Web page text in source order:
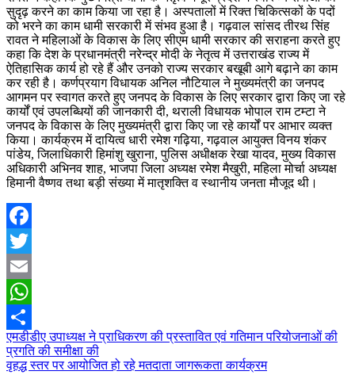
सुदृढ़ करने का काम किया जा रहा है। अस्पतालों में रिक्त चिकित्सकों के पदों
को भरने का काम धामी सरकारी में संभव हुआ है। गढ़वाल सांसद तीरथ सिंह
रावत ने महिलाओं के विकास के लिए सीएम धामी सरकार की सराहना करते हुए
कहा कि देश के प्रधानमंत्री नरेन्द्र मोदी के नेतृत्व में उत्तराखंड राज्य में
ऐतिहासिक कार्य हो रहे हैं और उनको राज्य सरकार बखूबी आगे बढ़ाने का काम
कर रही है। कर्णप्रयाग विधायक अनिल नौटियाल ने मुख्यमंत्री का जनपद
आगमन पर स्वागत करते हुए जनपद के विकास के लिए सरकार द्वारा किए जा रहे
कार्यों एवं उपलब्धियों की जानकारी दी, थराली विधायक भोपाल राम टम्टा ने
जनपद के विकास के लिए मुख्यमंत्री द्वारा किए जा रहे कार्यों पर आभार व्यक्त
किया। कार्यक्रम में दायित्व धारी रमेश गढ़िया, गढ़वाल आयुक्त विनय शंकर
पांडेय, जिलाधिकारी हिमांशु खुराना, पुलिस अधीक्षक रेखा यादव, मुख्य विकास
अधिकारी अभिनव शाह, भाजपा जिला अध्यक्ष रमेश मैखुरी, महिला मोर्चा अध्यक्ष
हिमानी वैष्णव तथा बड़ी संख्या में मातृशक्ति व स्थानीय जनता मौजूद थी।
Facebook
Twitter
Email
WhatsApp
Share
Post
navigation
एमडीडीए उपाध्यक्ष ने प्राधिकरण की प्रस्तावित एवं गतिमान परियोजनाओं की
प्रगति की समीक्षा की
वृहद्ध स्तर पर आयोजित हो रहे मतदाता जागरूकता कार्यक्रम